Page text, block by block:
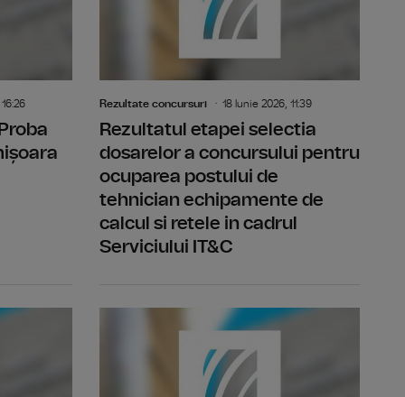
Rezultate concursuri 18 Iunie 2026, 11:39
Rezultatul etapei selectia
dosarelor a concursului pentru
ocuparea postului de
tehnician echipamente de
calcul si retele in cadrul
Serviciului IT&C